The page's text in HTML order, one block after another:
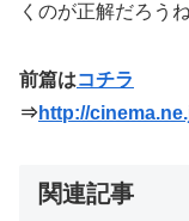
くのが正解だろうね
前篇はコチラ
⇒ http://
関連記事